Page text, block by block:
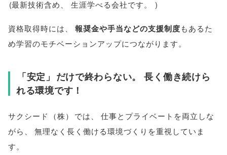
(最新技術含め 生涯学べる会社です。 )
資格取得時には 報奨金や手当などの支援制度もあるた
め学習のモチベーションアップにつながります。
「安定 」 だけで終わらない。
長く働き続けら
れる環境です！
サクシード （株） では
仕事とプライベートを両立しな
がら
無理なく長く働ける環境づくりを重視していま
す。